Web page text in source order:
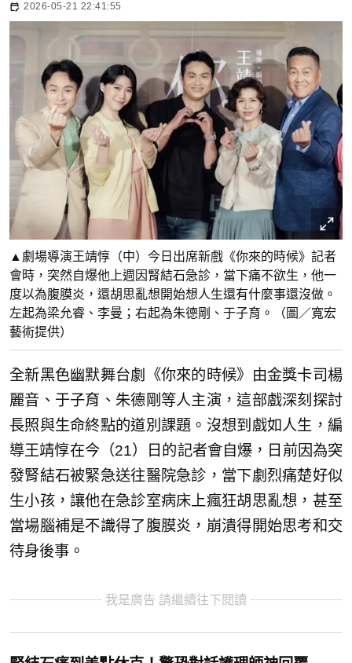
2026-05-21 22:41:55
▲劇場導演王靖惇（中）今日出席新戲《你來的時候》記者
會時，突然自爆他上週因腎結石急診，當下痛不欲生，他一
度以為腹膜炎，還胡思亂想開始想人生還有什麼事還沒做。
左起為梁允睿、李曼；右起為朱德剛、于子育。（圖／寬宏
藝術提供）
全新黑色幽默舞台劇《你來的時候》由金獎卡司楊
麗音、于子育、朱德剛等人主演，這部戲深刻探討
長照與生命終點的道別課題。沒想到戲如人生，編
導王靖惇在今（21）日的記者會自爆，日前因為突
發腎結石被緊急送往醫院急診，當下劇烈痛楚好似
生小孩，讓他在急診室病床上瘋狂胡思亂想，甚至
當場腦補是不識得了腹膜炎，崩潰得開始思考和交
待身後事。
我是廣告 請繼續往下閱讀